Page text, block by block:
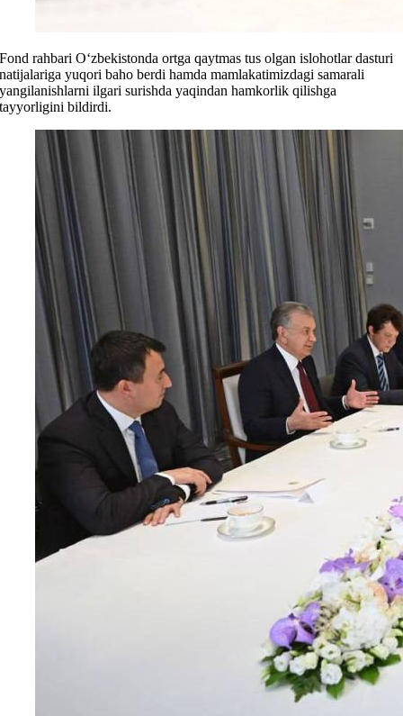
Fond rahbari O‘zbekistonda ortga qaytmas tus olgan islohotlar dasturi
natijalariga yuqori baho berdi hamda mamlakatimizdagi samarali
yangilanishlarni ilgari surishda yaqindan hamkorlik qilishga
tayyorligini bildirdi.